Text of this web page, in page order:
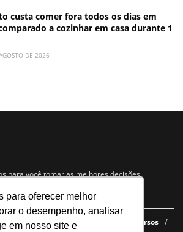
para oferecer melhor
o desempenho, analisar
em nosso site e
custa comer fora todos os dias em
a cozinhar em casa durante 1
DE 2026
para você tomar as melhores decisões.
somos E-books gratuitos
Cursos